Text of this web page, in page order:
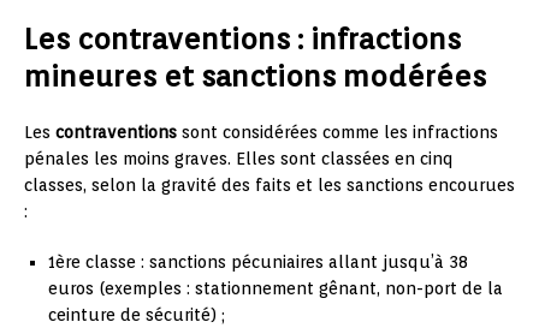
Les contraventions : infractions
mineures et sanctions modérées
Les contraventions sont considérées comme les infractions
pénales les moins graves. Elles sont classées en cinq
classes, selon la gravité des faits et les sanctions encourues
:
1ère classe : sanctions pécuniaires allant jusqu’à 38
euros (exemples : stationnement gênant, non-port de la
ceinture de sécurité) ;